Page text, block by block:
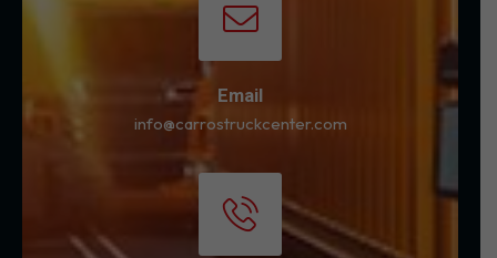
Email
info@carrostruckcenter.com